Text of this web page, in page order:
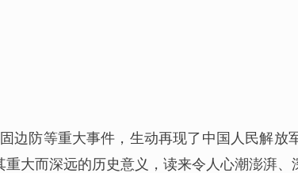
边防等重大事件，生动再现了中国人民解
大而深远的历史意义，读来令人心潮澎湃、